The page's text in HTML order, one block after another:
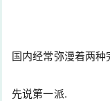
国内经常弥漫着两
先说第一派.